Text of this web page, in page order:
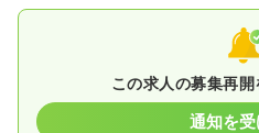
この求人の募集再
通知を